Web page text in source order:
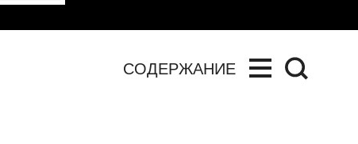
СОДЕРЖАНИЕ